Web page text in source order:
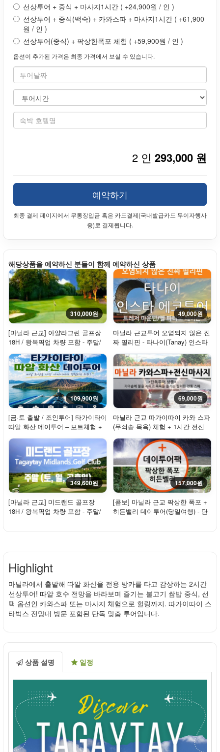
선상투어 + 중식 + 마사지1시간 ( +24,900원 / 인 )
선상투어 + 중식(백숙) + 카와스파 + 마사지1시간 ( +61,900
원 / 인 )
선상투어(중식) + 팍상한폭포 체험 ( +59,900원 / 인 )
옵션이 추가된 가격은 최종 가격에서 보실 수 있습니다.
2 인 293,000 원
예약하기
최종 결제 페이지에서 무통장입금 혹은 카드결제(국내발급카드 무이자행사
중)로 결제됩니다.
해당상품을 예약하신 분들이 함께 예약하신 상품
310,000원
[마닐라 근교] 아얄라그린 골프장
18H / 왕복픽업 차량 포함 - 주말/
휴일
49,000원
마닐라 근교투어 오염되지 않은 진
짜 필리핀 - 타나이(Tanay) 인스타
에코투어...
109,900원
[금·토 출발 / 조인투어] 타가이타이
따알 화산 데이투어 – 보트체험 +
점심 +...
69,000원
마닐라 근교 따가이따이 카와 스파
(무쇠솥 목욕) 체험 + 1시간 전신
마사지 + ...
349,600원
[마닐라 근교] 미드랜드 골프장
18H / 왕복픽업 차량 포함 - 주말/
157,000원
[콤보] 마닐라 근교 팍상한 폭포 +
히든밸리 데이투어(당일여행) - 단
Highlight
마닐라에서 출발해 따알 화산을 전용 방카를 타고 감상하는 2시간
선상투어! 따알 호수 전망을 바라보며 즐기는 불고기 쌈밥 중식, 선
택 옵션인 카와스파 또는 마사지 체험으로 힐링까지. 따가이따이 스
타벅스 전망대 방문 포함된 단독 맞춤 투어입니다.
상품 설명 일정